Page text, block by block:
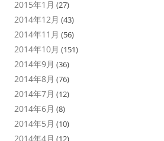
2015年1月 (27)
2014年12月 (43)
2014年11月 (56)
2014年10月 (151)
2014年9月 (36)
2014年8月 (76)
2014年7月 (12)
2014年6月 (8)
2014年5月 (10)
2014年4月 (12)